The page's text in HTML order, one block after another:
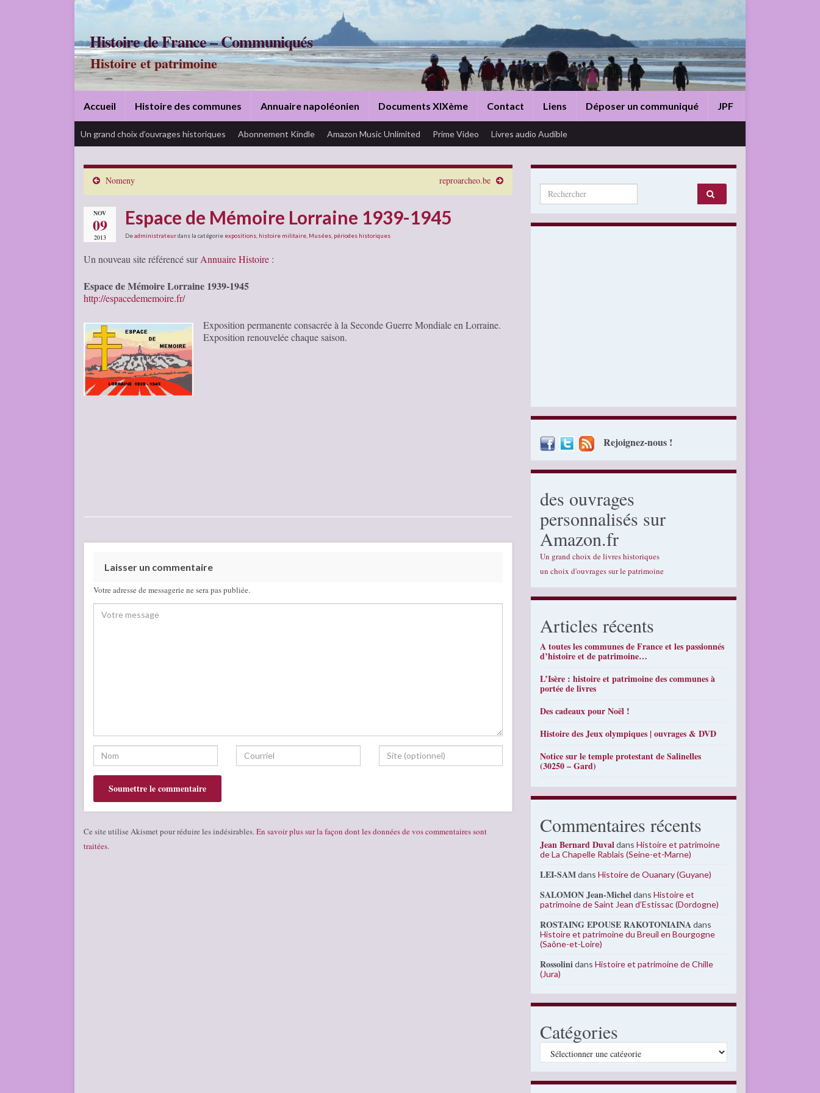
Histoire de France – Communiqués
Histoire et patrimoine
Accueil Histoire des communes Annuaire napoléonien Documents XIXème Contact Liens Déposer un communiqué JPF
Un grand choix d’ouvrages historiques Abonnement Kindle Amazon Music Unlimited Prime Video Livres audio Audible
Nomeny reproarcheo.be
NOV
09
2013
Espace de Mémoire Lorraine 1939-1945
Deadministrateurdans la catégorie expositions histoire militaire Musées périodes historiques
Un nouveau site référencé surAnnuaire Histoire :
Espace de Mémoire Lorraine 1939-1945
http://espacedememoire.fr/
Exposition permanente consacrée à la Seconde Guerre Mondiale en Lorraine.
Exposition renouvelée chaque saison.
Laisser un commentaire
Votre adresse de messagerie ne sera pas publiée.
Ce site utilise Akismet pour réduire les indésirables. En savoir plus sur la façon dont les données de vos commentaires sont
traitées.
Search for:
Rejoignez-nous !
des ouvrages
personnalisés sur
Amazon.fr
Un grand choix de livres historiques
un choix d'ouvrages sur le patrimoine
Articles récents
A toutes les communes de France et les passionnés
d’histoire et de patrimoine…
L’Isère : histoire et patrimoine des communes à
portée de livres
Des cadeaux pour Noël !
Histoire des Jeux olympiques | ouvrages & DVD
Notice sur le temple protestant de Salinelles
(30250 – Gard)
Commentaires récents
Jean Bernard DuvaldansHistoire et patrimoine
de La Chapelle Rablais (Seine-et-Marne)
LEI-SAMdansHistoire de Ouanary (Guyane)
SALOMON Jean-MicheldansHistoire et
patrimoine de Saint Jean d’Estissac (Dordogne)
ROSTAING EPOUSE RAKOTONIAINAdans
Histoire et patrimoine du Breuil en Bourgogne
(Saône-et-Loire)
RossolinidansHistoire et patrimoine de Chille
(Jura)
Catégories
Catégories